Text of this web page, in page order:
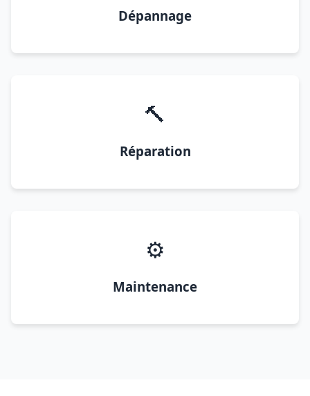
Dépannage
🔨
Réparation
⚙️
Maintenance